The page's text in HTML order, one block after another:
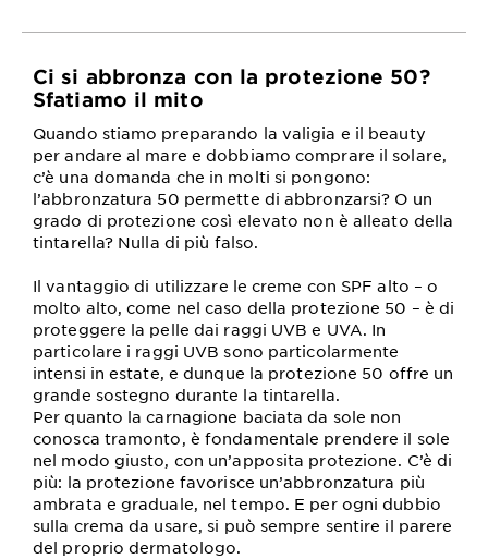
Ci si abbronza con la protezione 50?
Sfatiamo il mito
Quando stiamo preparando la valigia e il beauty
per andare al mare e dobbiamo comprare il solare,
c’è una domanda che in molti si pongono:
l’abbronzatura 50 permette di abbronzarsi? O un
grado di protezione così elevato non è alleato della
tintarella? Nulla di più falso.
Il vantaggio di utilizzare le creme con SPF alto – o
molto alto, come nel caso della protezione 50 – è di
proteggere la pelle dai raggi UVB e UVA. In
particolare i raggi UVB sono particolarmente
intensi in estate, e dunque la protezione 50 offre un
grande sostegno durante la tintarella.
Per quanto la carnagione baciata da sole non
conosca tramonto, è fondamentale prendere il sole
nel modo giusto, con un’apposita protezione. C’è di
più: la protezione favorisce un’abbronzatura più
ambrata e graduale, nel tempo. E per ogni dubbio
sulla crema da usare, si può sempre sentire il parere
del proprio dermatologo.